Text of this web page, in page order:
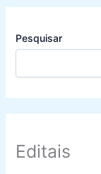
Pesquisar
Editais